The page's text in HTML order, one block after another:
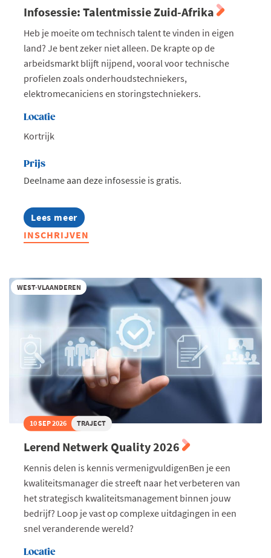
Infosessie: Talentmissie Zuid-Afrika
Heb je moeite om technisch talent te vinden in eigen
land? Je bent zeker niet alleen. De krapte op de
arbeidsmarkt blijft nijpend, vooral voor technische
profielen zoals onderhoudstechniekers,
elektromecaniciens en storingstechniekers.
Locatie
Kortrijk
Prijs
Deelname aan deze infosessie is gratis.
Lees meer
about
Infosessie:
Talentmissie
INSCHRIJVEN
WEST-VLAANDEREN
10 SEP 2026 TRAJECT
Lerend Netwerk Quality 2026
Kennis delen is kennis vermenigvuldigenBen je een
kwaliteitsmanager die streeft naar het verbeteren van
het strategisch kwaliteitsmanagement binnen jouw
bedrijf? Loop je vast op complexe uitdagingen in een
snel veranderende wereld?
Locatie